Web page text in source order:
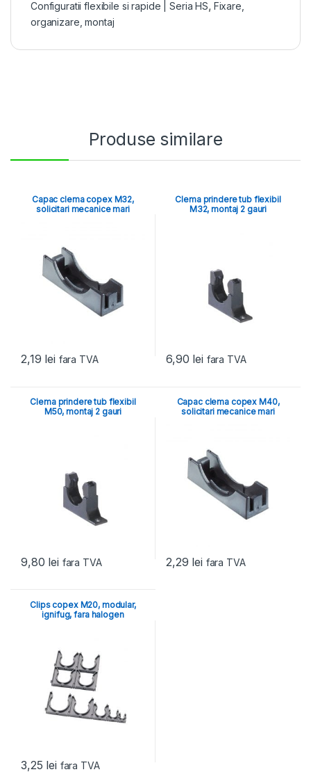
Configuratii flexibile si rapide | Seria HS, Fixare,
organizare, montaj
Produse similare
Capac clema copex M32,
solicitari mecanice mari
2,19 lei fara TVA
Clema prindere tub flexibil
M32, montaj 2 gauri
6,90 lei fara TVA
Clema prindere tub flexibil
M50, montaj 2 gauri
9,80 lei fara TVA
Capac clema copex M40,
solicitari mecanice mari
2,29 lei fara TVA
Clips copex M20, modular,
ignifug, fara halogen
3,25 lei fara TVA